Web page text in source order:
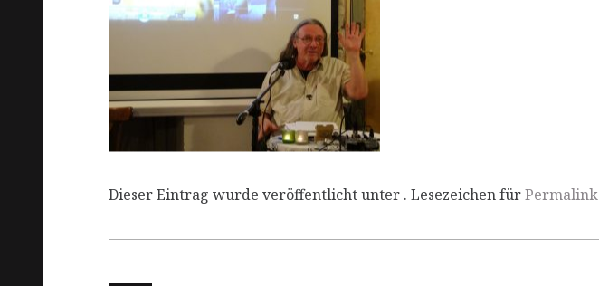
Dieser Eintrag wurde veröffentlicht unter . Lesezeichen fürPermalink